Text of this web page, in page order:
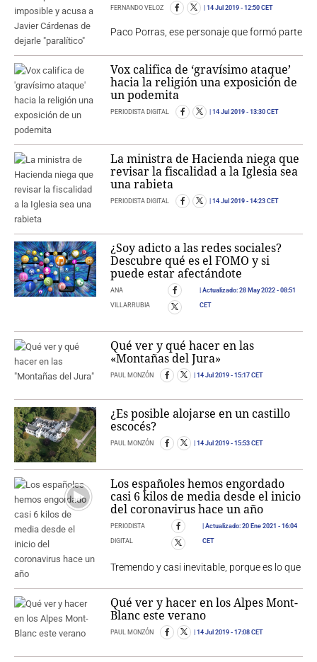
FERNANDO VELOZ 14 Jul 2019 - 12:50 CET
Paco Porras, ese personaje que formó parte
Vox califica de ‘gravísimo ataque’
hacia la religión una exposición de
un podemita
PERIODISTA DIGITAL 14 Jul 2019 - 13:30 CET
La ministra de Hacienda niega que
revisar la fiscalidad a la Iglesia sea
una rabieta
PERIODISTA DIGITAL 14 Jul 2019 - 14:23 CET
¿Soy adicto a las redes sociales?
Descubre qué es el FOMO y si
puede estar afectándote
ANA
VILLARRUBIA
Actualizado: 28 May 2022- 08:51
CET
Qué ver y qué hacer en las
«Montañas del Jura»
PAUL MONZÓN 14 Jul 2019 - 15:17 CET
¿Es posible alojarse en un castillo
escocés?
PAUL MONZÓN 14 Jul 2019 - 15:53 CET
Los españoles hemos engordado
casi 6 kilos de media desde el inicio
del coronavirus hace un año
PERIODISTA
DIGITAL
Actualizado:20 Ene 2021 - 16:04
CET
Tremendo y casi inevitable, porque es lo que
Qué ver y hacer en los Alpes Mont-
Blanc este verano
PAUL MONZÓN 14 Jul 2019 - 17:08 CET